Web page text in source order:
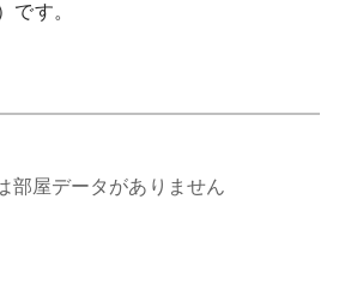
です。
部屋データがありません